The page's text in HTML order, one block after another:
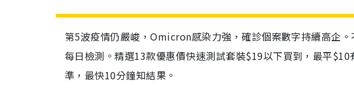
第5波疫情仍嚴峻，Omicron感染力強，確診個案數字持續高企
每日檢測。精選13款優惠價快速測試套裝$19以下買到，最平
準，最快10分鐘知結果。